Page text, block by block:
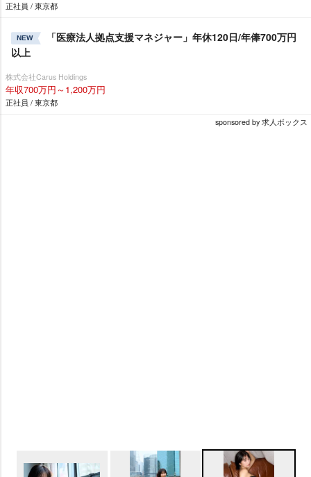
正社員 / 東京都
NEW
「医療法人拠点支援マネジャー」年休120日/年俸700万円
以上
株式会社Carus Holdings
年収700万円～1,200万円
正社員 / 東京都
sponsored by 求人ボックス